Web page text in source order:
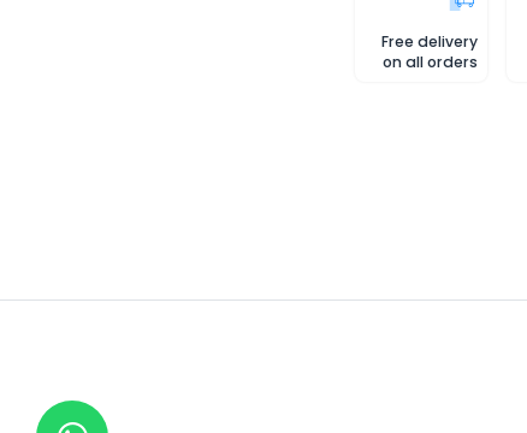
Free delivery
on all orders